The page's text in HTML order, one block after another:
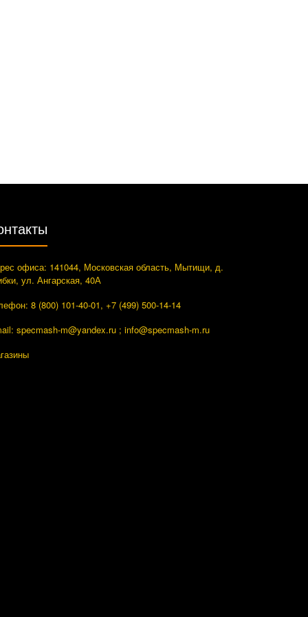
офиса: 141044, Московская область, Мытищи, д.
ул. Ангарская, 40А
8 (800) 101-40-01, +7 (499) 500-14-14
specmash-m@yandex.ru ; info@specmash-m.ru